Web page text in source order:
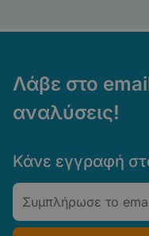
Λάβε στο
αναλύσεις!
Κάνε εγγραφή
Email